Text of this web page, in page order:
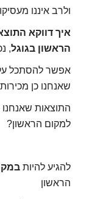
ולרב איננו
איך דווקא
הראשון בגוגל,
אפשר להסתכל
שאנחנו כן מכירות
התוצאות שאנחנו
למקום הראשון?
להגיע להיות
הראשון